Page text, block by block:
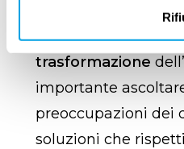
ostacolare
trasformazione
importante
preoccupazioni dei
soluzioni che